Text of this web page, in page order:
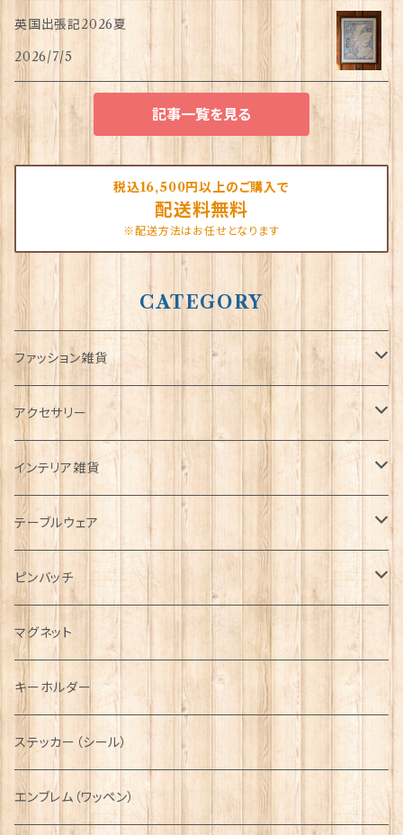
英国出張記2026夏
2026/7/5
記事一覧を見る
税込16,500円以上のご購入で
配送料無料
※配送方法はお任せとなります
CATEGORY
ファッション雑貨
タータンネクタイ
帽子
キャップ
ハンチング帽
キャスケット
ディアストーカー
ニット帽
Tシャツ
マフラー
タータン【Bronte by Moon】
タータン【Glencroft】
ボタンラップマフラー【Aran Traditions】
サッシュ
スカーフ
ファッションマスク
アクセサリー
ORTAK
ブローチ
ペンダント
チャーム
その他のアクセサリー
インテリア雑貨
インテリア置物
ラブスプーン
ラブスプーン【SION LLEWELLYN】
ラブスプーン【PAUL CURTIS】
ファブリック
テーブルウェア
ティータオル
ペーパーナプキン
ティーコジー
その他テーブルウェア
ピンバッチ
ジェネラルデザイン
乗り物
動物＆植物
国旗＆紋章
ミリタリー
NAVY
AIRFORCE
ピューター
マグネット
キーホルダー
ステッカー（シール）
エンブレム（ワッペン）